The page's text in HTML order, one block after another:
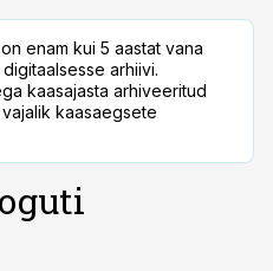
enam kui 5 aastat vana
arhiivi.
kaasajasta arhiveeritud
kaasaegsete